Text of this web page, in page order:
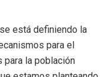
está definiendo la
para el
la población